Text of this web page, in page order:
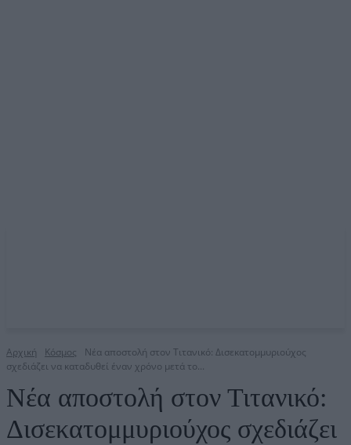
Αρχική Κόσμος
Νέα αποστολή στον Τιτανικό: Δισεκατομμυριούχος
σχεδιάζει να καταδυθεί έναν χρόνο μετά το...
Νέα αποστολή στον Τιτανικό:
Δισεκατομμυριούχος σχεδιάζει